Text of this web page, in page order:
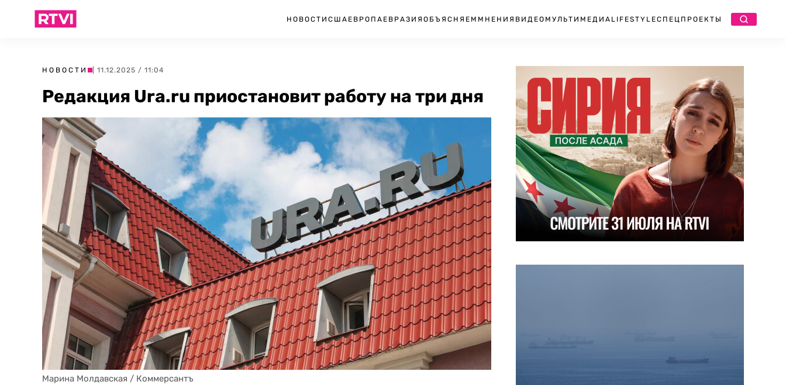
НОВОСТИ США ЕВРОПА ЕВРАЗИЯ ОБЪЯСНЯЕМ МНЕНИЯ ВИДЕО МУЛЬТИМЕДИА LIFESTYLEСПЕЦПРОЕКТЫ
НОВОСТИ | 11.12.2025 / 11:04
Редакция Ura.ru приостановит работу на три дня
Марина Молдавская / Коммерсантъ